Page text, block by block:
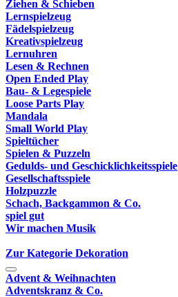
Ziehen & Schieben
Lernspielzeug
Fädelspielzeug
Kreativspielzeug
Lernuhren
Lesen & Rechnen
Open Ended Play
Bau- & Legespiele
Loose Parts Play
Mandala
Small World Play
Spieltücher
Spielen & Puzzeln
Gedulds- und Geschicklichkeitsspiele
Gesellschaftsspiele
Holzpuzzle
Schach, Backgammon & Co.
spiel gut
Wir machen Musik
Zur Kategorie Dekoration
Advent & Weihnachten
Adventskranz & Co.